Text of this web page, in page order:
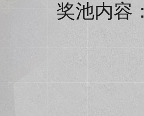
奖池内容：